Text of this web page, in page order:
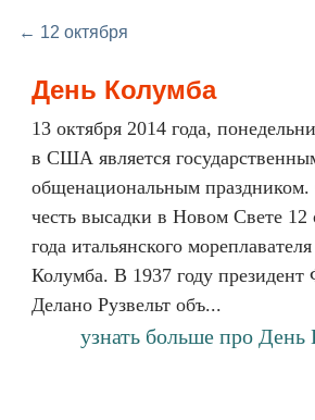
← 12 октября
День Колумба
13 октября 2014 года,
в США является
общенациональным праздником.
честь высадки в Новом Свете 12
года итальянского
Колумба. В 1937 году президент
Делано Рузвельт объ...
узнать больше про День